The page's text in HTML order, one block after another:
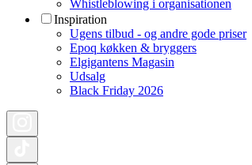
Whistleblowing i organisationen
Inspiration
Ugens tilbud - og andre gode priser
Epoq køkken & bryggers
Elgigantens Magasin
Udsalg
Black Friday 2026